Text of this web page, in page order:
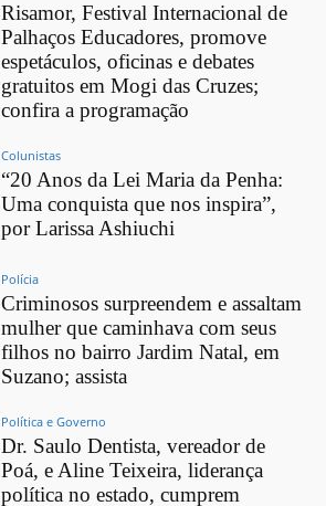
Risamor, Festival Internacional de
Palhaços Educadores, promove
espetáculos, oficinas e debates
gratuitos em Mogi das Cruzes;
confira a programação
Colunistas
“20 Anos da Lei Maria da Penha:
Uma conquista que nos inspira”,
por Larissa Ashiuchi
Polícia
Criminosos surpreendem e assaltam
mulher que caminhava com seus
filhos no bairro Jardim Natal, em
Suzano; assista
Política e Governo
Dr. Saulo Dentista, vereador de
Poá, e Aline Teixeira, liderança
política no estado, cumprem